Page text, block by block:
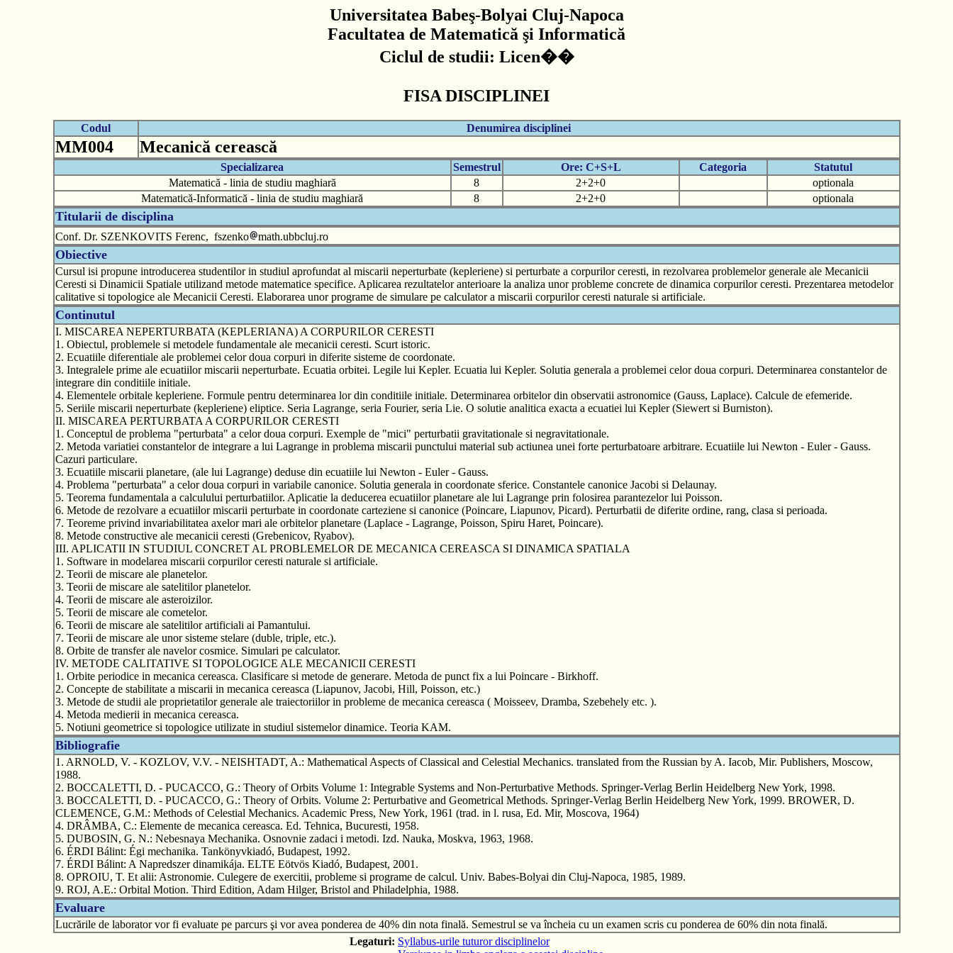
Universitatea Babeş-Bolyai Cluj-Napoca
Facultatea de Matematică şi Informatică
Ciclul de studii: Licen��
FISA DISCIPLINEI
Codul Denumirea disciplinei
MM004 Mecanică cerească
Specializarea Semestrul Ore: C+S+L Categoria
Statutul
Matematică - linia de studiu maghiară
8 2+2+0
optionala
Matematică-Informatică - linia de studiu maghiară
8 2+2+0 optionala
Titularii de disciplina
Conf. Dr. SZENKOVITS Ferenc, fszenko math.ubbcluj.ro
Obiective
Cursul isi propune introducerea studentilor in studiul aprofundat al miscarii neperturbate (kepleriene) si perturbate a corpurilor ceresti, in rezolvarea problemelor generale ale Mecanicii
Ceresti si Dinamicii Spatiale utilizand metode matematice specifice. Aplicarea rezultatelor anterioare la analiza unor probleme concrete de dinamica corpurilor ceresti. Prezentarea metodelor
calitative si topologice ale Mecanicii Ceresti. Elaborarea unor programe de simulare pe calculator a miscarii corpurilor ceresti naturale si artificiale.
Continutul
I. MISCAREA NEPERTURBATA (KEPLERIANA) A CORPURILOR CERESTI
1. Obiectul, problemele si metodele fundamentale ale mecanicii ceresti. Scurt istoric.
2. Ecuatiile diferentiale ale problemei celor doua corpuri in diferite sisteme de coordonate.
3. Integralele prime ale ecuatiilor miscarii neperturbate. Ecuatia orbitei. Legile lui Kepler. Ecuatia lui Kepler. Solutia generala a problemei celor doua corpuri. Determinarea constantelor de
integrare din conditiile initiale.
4. Elementele orbitale kepleriene. Formule pentru determinarea lor din conditiile initiale. Determinarea orbitelor din observatii astronomice (Gauss, Laplace). Calcule de efemeride.
5. Seriile miscarii neperturbate (kepleriene) eliptice. Seria Lagrange, seria Fourier, seria Lie. O solutie analitica exacta a ecuatiei lui Kepler (Siewert si Burniston).
II. MISCAREA PERTURBATA A CORPURILOR CERESTI
1. Conceptul de problema "perturbata" a celor doua corpuri. Exemple de "mici" perturbatii gravitationale si negravitationale.
2. Metoda variatiei constantelor de integrare a lui Lagrange in problema miscarii punctului material sub actiunea unei forte perturbatoare arbitrare. Ecuatiile lui Newton - Euler - Gauss.
Cazuri particulare.
3. Ecuatiile miscarii planetare, (ale lui Lagrange) deduse din ecuatiile lui Newton - Euler - Gauss.
4. Problema "perturbata" a celor doua corpuri in variabile canonice. Solutia generala in coordonate sferice. Constantele canonice Jacobi si Delaunay.
5. Teorema fundamentala a calculului perturbatiilor. Aplicatie la deducerea ecuatiilor planetare ale lui Lagrange prin folosirea parantezelor lui Poisson.
6. Metode de rezolvare a ecuatiilor miscarii perturbate in coordonate carteziene si canonice (Poincare, Liapunov, Picard). Perturbatii de diferite ordine, rang, clasa si perioada.
7. Teoreme privind invariabilitatea axelor mari ale orbitelor planetare (Laplace - Lagrange, Poisson, Spiru Haret, Poincare).
8. Metode constructive ale mecanicii ceresti (Grebenicov, Ryabov).
III. APLICATII IN STUDIUL CONCRET AL PROBLEMELOR DE MECANICA CEREASCA SI DINAMICA SPATIALA
1. Software in modelarea miscarii corpurilor ceresti naturale si artificiale.
2. Teorii de miscare ale planetelor.
3. Teorii de miscare ale satelitilor planetelor.
4. Teorii de miscare ale asteroizilor.
5. Teorii de miscare ale cometelor.
6. Teorii de miscare ale satelitilor artificiali ai Pamantului.
7. Teorii de miscare ale unor sisteme stelare (duble, triple, etc.).
8. Orbite de transfer ale navelor cosmice. Simulari pe calculator.
IV. METODE CALITATIVE SI TOPOLOGICE ALE MECANICII CERESTI
1. Orbite periodice in mecanica cereasca. Clasificare si metode de generare. Metoda de punct fix a lui Poincare - Birkhoff.
2. Concepte de stabilitate a miscarii in mecanica cereasca (Liapunov, Jacobi, Hill, Poisson, etc.)
3. Metode de studii ale proprietatilor generale ale traiectoriilor in probleme de mecanica cereasca ( Moisseev, Dramba, Szebehely etc. ).
4. Metoda medierii in mecanica cereasca.
5. Notiuni geometrice si topologice utilizate in studiul sistemelor dinamice. Teoria KAM.
Bibliografie
1. ARNOLD, V. - KOZLOV, V.V. - NEISHTADT, A.: Mathematical Aspects of Classical and Celestial Mechanics. translated from the Russian by A. Iacob, Mir. Publishers, Moscow,
1988.
2. BOCCALETTI, D. - PUCACCO, G.: Theory of Orbits Volume 1: Integrable Systems and Non-Perturbative Methods. Springer-Verlag Berlin Heidelberg New York, 1998.
3. BOCCALETTI, D. - PUCACCO, G.: Theory of Orbits. Volume 2: Perturbative and Geometrical Methods. Springer-Verlag Berlin Heidelberg New York, 1999. BROWER, D.
CLEMENCE, G.M.: Methods of Celestial Mechanics. Academic Press, New York, 1961 (trad. in l. rusa, Ed. Mir, Moscova, 1964)
4. DRÂMBA, C.: Elemente de mecanica cereasca. Ed. Tehnica, Bucuresti, 1958.
5. DUBOSIN, G. N.: Nebesnaya Mechanika. Osnovnie zadaci i metodi. Izd. Nauka, Moskva, 1963, 1968.
6. ÉRDI Bálint: Égi mechanika. Tankönyvkiadó, Budapest, 1992.
7. ÉRDI Bálint: A Napredszer dinamikája. ELTE Eötvös Kiadó, Budapest, 2001.
8. OPROIU, T. Et alii: Astronomie. Culegere de exercitii, probleme si programe de calcul. Univ. Babes-Bolyai din Cluj-Napoca, 1985, 1989.
9. ROJ, A.E.: Orbital Motion. Third Edition, Adam Hilger, Bristol and Philadelphia, 1988.
Evaluare
Lucrările de laborator vor fi evaluate pe parcurs şi vor avea ponderea de 40% din nota finală. Semestrul se va încheia cu un examen scris cu ponderea de 60% din nota finală.
Legaturi: Syllabus-urile tuturor disciplinelor